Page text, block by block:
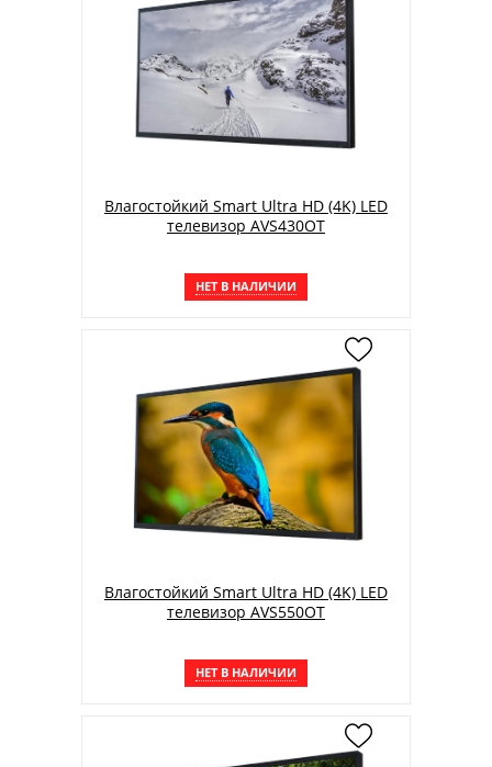
Влагостойкий Smart Ultra HD (4K) LED
телевизор AVS430OT
НЕТ В НАЛИЧИИ
Влагостойкий Smart Ultra HD (4K) LED
телевизор AVS550OT
НЕТ В НАЛИЧИИ